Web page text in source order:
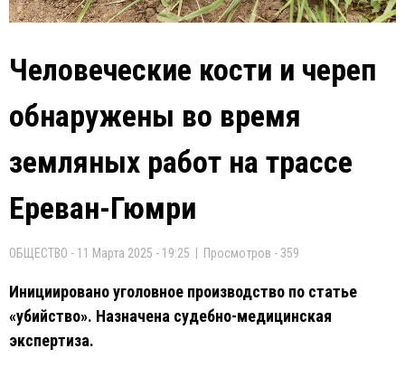
Человеческие кости и череп
обнаружены во время
земляных работ на трассе
Ереван-Гюмри
ОБЩЕСТВО - 11 Марта 2025 - 19:25 | Просмотров - 359
Инициировано уголовное производство по статье
«убийство». Назначена судебно-медицинская
экспертиза.